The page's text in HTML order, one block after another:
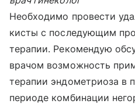
Необходимо провести
кисты с последующим
терапии. Рекомендую
врачом возможность
терапии эндометриоза в
периоде комбинации